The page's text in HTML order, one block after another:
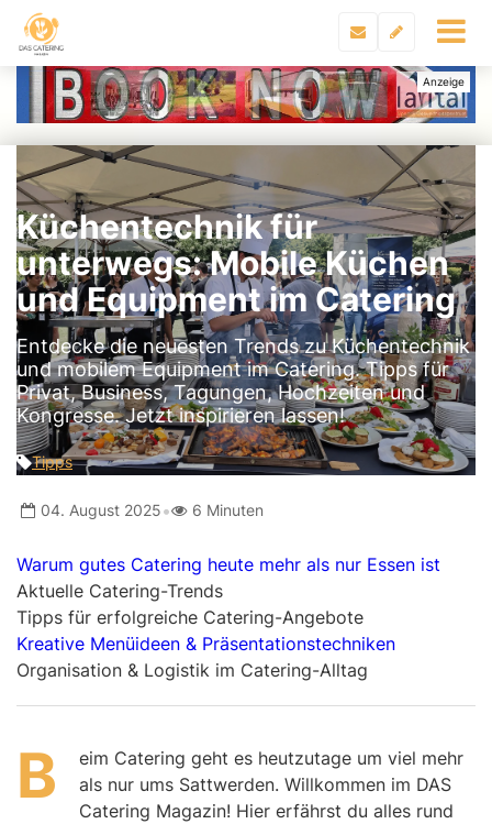
Küchentechnik für
unterwegs: Mobile Küchen
und Equipment im Catering
Entdecke die neuesten Trends zu Küchentechnik
und mobilem Equipment im Catering. Tipps für
Privat, Business, Tagungen, Hochzeiten und
Kongresse. Jetzt inspirieren lassen!
Tipps
04. August 2025• 6 Minuten
Warum gutes Catering heute mehr als nur Essen ist
Aktuelle Catering-Trends
Tipps für erfolgreiche Catering-Angebote
Kreative Menüideen & Präsentationstechniken
Organisation & Logistik im Catering-Alltag
B
eim Catering geht es heutzutage um viel mehr
als nur ums Sattwerden. Willkommen im DAS
Catering Magazin! Hier erfährst du alles rund